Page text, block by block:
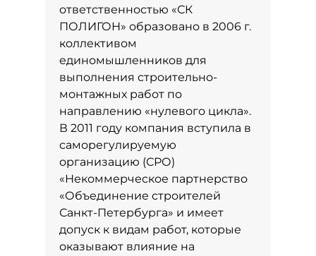
ответственностью «СК
ПОЛИГОН» образовано в 2006 г.
коллективом
единомышленников для
выполнения строительно-
монтажных работ по
направлению «нулевого цикла».
В 2011 году компания вступила в
саморегулируемую
организацию (СРО)
«Некоммерческое партнерство
«Объединение строителей
Санкт-Петербурга» и имеет
допуск к видам работ, которые
оказывают влияние на